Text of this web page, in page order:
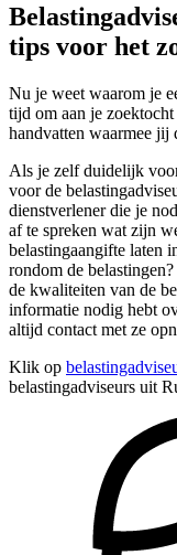
tips voor het
Nu je weet waarom je
tijd om aan je
handvatten waarmee jij
Als je zelf duidelijk
voor de
dienstverlener die je
af te spreken wat zijn
belastingaangifte laten
rondom de
de kwaliteiten van de
informatie nodig hebt
altijd contact met ze
Klik op
belastingadviseurs uit